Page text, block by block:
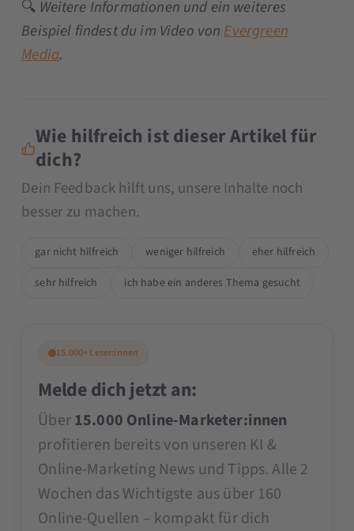
🔍 Weitere Informationen und ein weiteres
Beispiel findest du im Video vonEvergreen
Media.
Wie hilfreich ist dieser Artikel für
dich?
Dein Feedback hilft uns, unsere Inhalte noch
besser zu machen.
gar nicht hilfreich weniger hilfreich
eher hilfreich
sehr hilfreich
ich habe ein anderes Thema gesucht
15.000+ Leser:innen
Melde dich jetzt an:
Über15.000 Online-Marketer:innen
profitieren bereits von unseren KI &
Online-Marketing News und Tipps. Alle 2
Wochen das Wichtigste aus über 160
Online-Quellen – kompakt für dich